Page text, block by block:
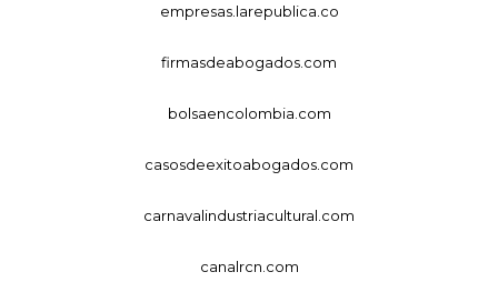
empresas.larepublica.co
firmasdeabogados.com
bolsaencolombia.com
casosdeexitoabogados.com
carnavalindustriacultural.com
canalrcn.com